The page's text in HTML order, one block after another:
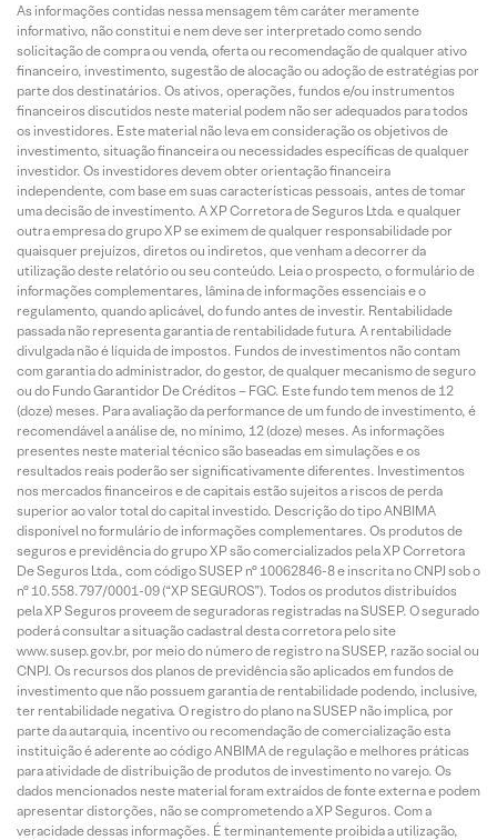
As informações contidas nessa mensagem têm caráter meramente
informativo, não constitui e nem deve ser interpretado como sendo
solicitação de compra ou venda, oferta ou recomendação de qualquer ativo
financeiro, investimento, sugestão de alocação ou adoção de estratégias por
parte dos destinatários. Os ativos, operações, fundos e/ou instrumentos
financeiros discutidos neste material podem não ser adequados para todos
os investidores. Este material não leva em consideração os objetivos de
investimento, situação financeira ou necessidades específicas de qualquer
investidor. Os investidores devem obter orientação financeira
independente, com base em suas características pessoais, antes de tomar
uma decisão de investimento. A XP Corretora de Seguros Ltda. e qualquer
outra empresa do grupo XP se eximem de qualquer responsabilidade por
quaisquer prejuízos, diretos ou indiretos, que venham a decorrer da
utilização deste relatório ou seu conteúdo. Leia o prospecto, o formulário de
informações complementares, lâmina de informações essenciais e o
regulamento, quando aplicável, do fundo antes de investir. Rentabilidade
passada não representa garantia de rentabilidade futura. A rentabilidade
divulgada não é líquida de impostos. Fundos de investimentos não contam
com garantia do administrador, do gestor, de qualquer mecanismo de seguro
ou do Fundo Garantidor De Créditos – FGC. Este fundo tem menos de 12
(doze) meses. Para avaliação da performance de um fundo de investimento, é
recomendável a análise de, no mínimo, 12 (doze) meses. As informações
presentes neste material técnico são baseadas em simulações e os
resultados reais poderão ser significativamente diferentes. Investimentos
nos mercados financeiros e de capitais estão sujeitos a riscos de perda
superior ao valor total do capital investido. Descrição do tipo ANBIMA
disponível no formulário de informações complementares. Os produtos de
seguros e previdência do grupo XP são comercializados pela XP Corretora
De Seguros Ltda., com código SUSEP n° 10062846-8 e inscrita no CNPJ sob o
n° 10.558.797/0001-09 (“XP SEGUROS”). Todos os produtos distribuídos
pela XP Seguros proveem de seguradoras registradas na SUSEP. O segurado
poderá consultar a situação cadastral desta corretora pelo site
www.susep.gov.br, por meio do número de registro na SUSEP, razão social ou
CNPJ. Os recursos dos planos de previdência são aplicados em fundos de
investimento que não possuem garantia de rentabilidade podendo, inclusive,
ter rentabilidade negativa. O registro do plano na SUSEP não implica, por
parte da autarquia, incentivo ou recomendação de comercialização esta
instituição é aderente ao código ANBIMA de regulação e melhores práticas
para atividade de distribuição de produtos de investimento no varejo. Os
dados mencionados neste material foram extraídos de fonte externa e podem
apresentar distorções, não se comprometendo a XP Seguros. Com a
veracidade dessas informações. É terminantemente proibida a utilização,